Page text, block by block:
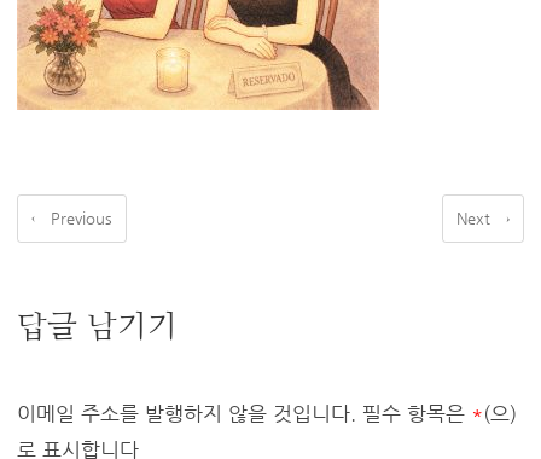
← Previous Next →
답글 남기기
이메일 주소를 발행하지 않을 것입니다. 필수 항목은 *(으)
로 표시합니다